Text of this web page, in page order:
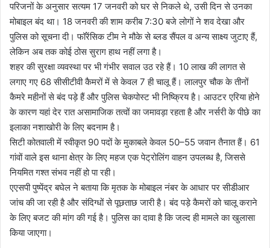
परिजनों के अनुसार सत्यम 17 जनवरी को घर से निकले थे, उसी दिन से उनका
मोबाइल बंद था। 18 जनवरी की शाम करीब 7:30 बजे लोगों ने शव देखा और
पुलिस को सूचना दी। फॉरेंसिक टीम ने मौके से ब्लड सैंपल व अन्य साक्ष्य जुटाए हैं,
लेकिन अब तक कोई ठोस सुराग हाथ नहीं लगा है।
शहर की सुरक्षा व्यवस्था पर भी गंभीर सवाल उठ रहे हैं। 10 लाख की लागत से
लगाए गए 68 सीसीटीवी कैमरों में से केवल 7 ही चालू हैं। लालपुर चौक के तीनों
कैमरे महीनों से बंद पड़े हैं और पुलिस चेकपोस्ट भी निष्क्रिय है। आउटर एरिया होने
के कारण यहां देर रात असामाजिक तत्वों का जमावड़ा रहता है और नर्सरी के पीछे का
इलाका नशाखोरी के लिए बदनाम है।
सिटी कोतवाली में स्वीकृत 90 पदों के मुकाबले केवल 50–55 जवान तैनात हैं। 61
गांवों वाले इस थाना क्षेत्र के लिए महज एक पेट्रोलिंग वाहन उपलब्ध है, जिससे
नियमित गश्त संभव नहीं हो पा रही।
एएसपी पुष्पेंद्र बघेल ने बताया कि मृतक के मोबाइल नंबर के आधार पर सीडीआर
जांच की जा रही है और संदिग्धों से पूछताछ जारी है। बंद पड़े कैमरों को चालू कराने
के लिए बजट की मांग की गई है। पुलिस का दावा है कि जल्द ही मामले का खुलासा
किया जाएगा।